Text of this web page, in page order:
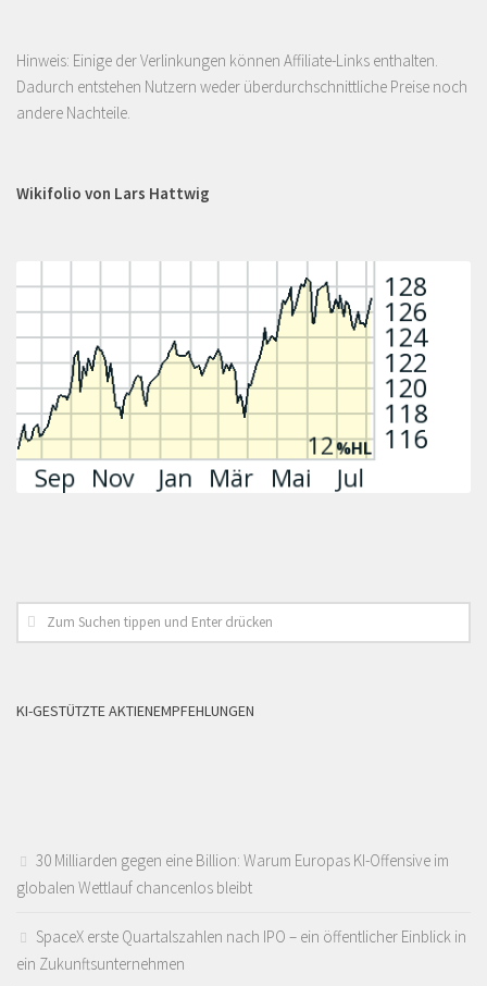
Hinweis: Einige der Verlinkungen können Affiliate-Links enthalten.
Dadurch entstehen Nutzern weder überdurchschnittliche Preise noch
andere Nachteile.
Wikifolio von Lars Hattwig
KI-GESTÜTZTE AKTIENEMPFEHLUNGEN
30 Milliarden gegen eine Billion: Warum Europas KI-Offensive im
globalen Wettlauf chancenlos bleibt
SpaceX erste Quartalszahlen nach IPO – ein öffentlicher Einblick in
ein Zukunftsunternehmen